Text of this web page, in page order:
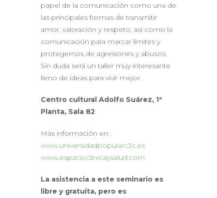
papel de la comunicación como una de
las principales formas de transmitir
amor, valoración y respeto, así como la
comunicación para marcar límites y
protegernos de agresiones y abusos.
Sin duda será un taller muy interesante
lleno de ideas para vivir mejor.
Centro cultural Adolfo Suárez, 1ª
Planta, Sala 82
Más información en:
www.universidadpopularc3c.es
www.espacioclinicaysalud.com
La asistencia a este seminario es
libre y gratuita, pero es